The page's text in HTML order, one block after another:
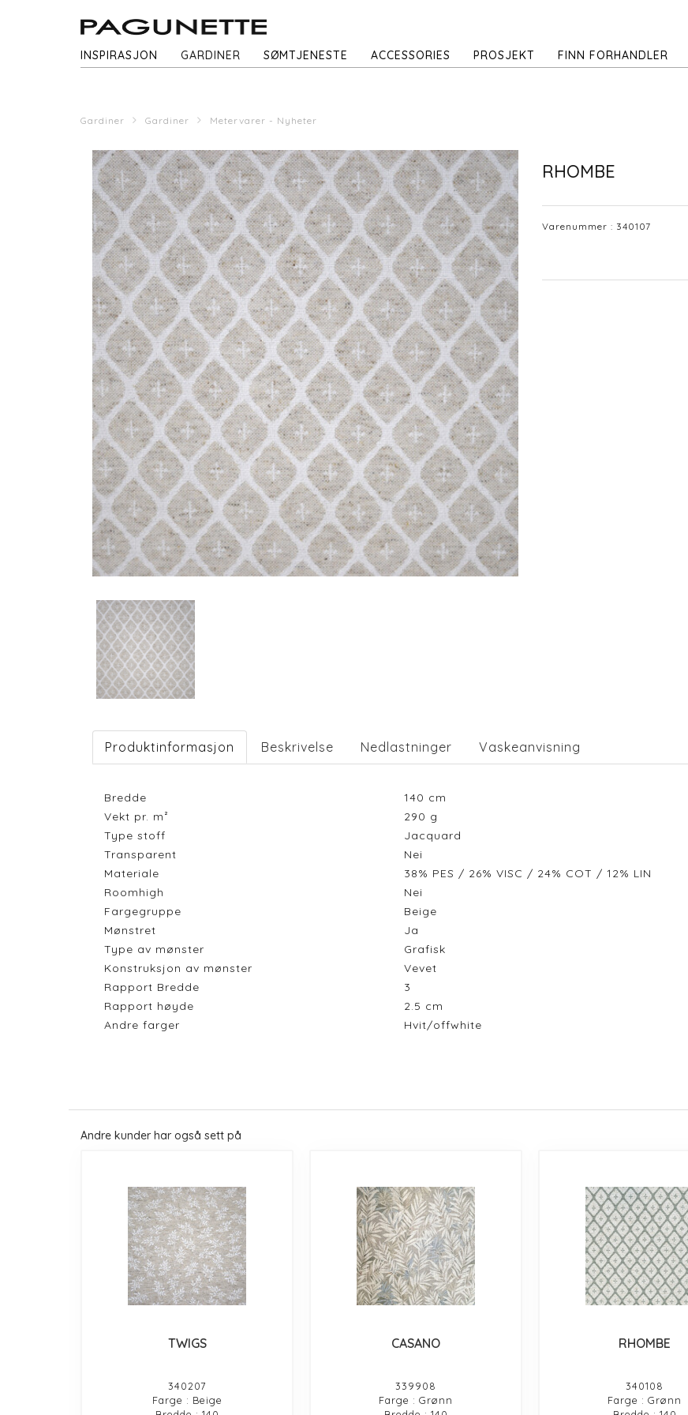
INSPIRASJON GARDINER SØMTJENESTE ACCESSORIES PROSJEKT FINN FORHANDLER
Gardiner Gardiner Metervarer - Nyheter
RHOMBE
Varenummer : 340107
Produktinformasjon Beskrivelse Nedlastninger Vaskeanvisning
Bredde 140 cm
Vekt pr. m²
290 g
Type stoff
Jacquard
Transparent
Nei
Materiale
38% PES / 26% VISC / 24% COT / 12% LIN
Roomhigh
Nei
Fargegruppe
Beige
Mønstret
Ja
Type av mønster
Grafisk
Konstruksjon av mønster
Vevet
Rapport Bredde
3
Rapport høyde
2.5 cm
Andre farger
Hvit/offwhite
Andre kunder har også sett på
TWIGS
340207
Farge : Beige
CASANO
339908
Farge : Grønn
RHOMBE
340108
Farge : Grønn